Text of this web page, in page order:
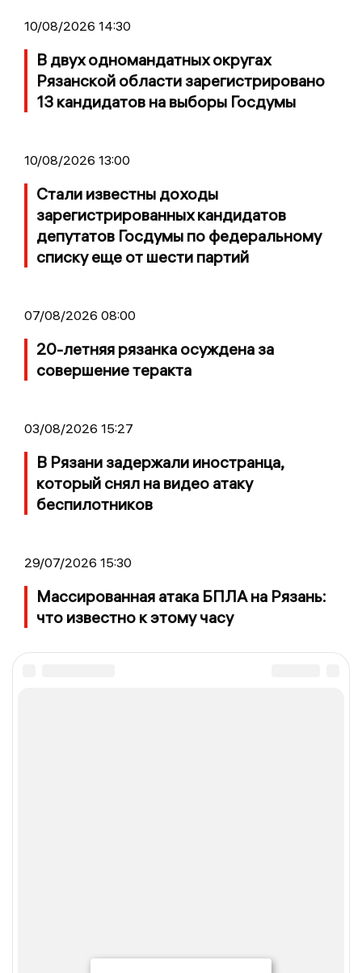
10/08/2026 14:30
В двух одномандатных округах
Рязанской области зарегистрировано
13 кандидатов на выборы Госдумы
10/08/2026 13:00
Стали известны доходы
зарегистрированных кандидатов
депутатов Госдумы по федеральному
списку еще от шести партий
07/08/2026 08:00
20-летняя рязанка осуждена за
совершение теракта
03/08/2026 15:27
В Рязани задержали иностранца,
который снял на видео атаку
беспилотников
29/07/2026 15:30
Массированная атака БПЛА на Рязань:
что известно к этому часу